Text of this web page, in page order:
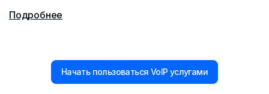
Подробнее
Начать пользоваться VoIP услугами